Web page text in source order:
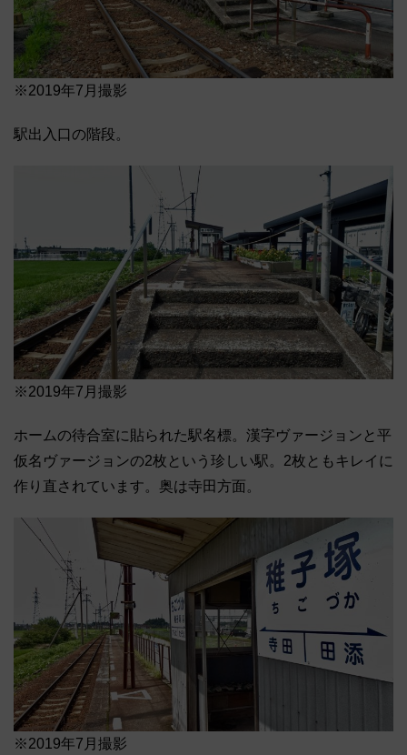
※2019年7月撮影
駅出入口の階段。
※2019年7月撮影
ホームの待合室に貼られた駅名標。漢字ヴァージョンと平
仮名ヴァージョンの2枚という珍しい駅。2枚ともキレイに
作り直されています。奥は寺田方面。
※2019年7月撮影